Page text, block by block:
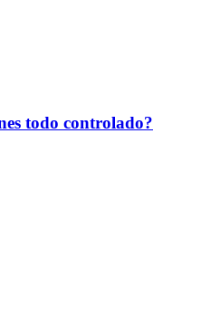
todo controlado?